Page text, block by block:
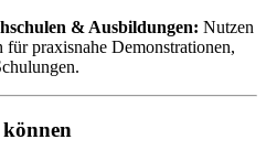
& Ausbildungen: Nutzen
für praxisnahe Demonstrationen,